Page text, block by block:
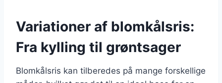
Variationer af blomkålsris:
Fra kylling til grøntsager
Blomkålsris kan tilberedes på mange forskellige